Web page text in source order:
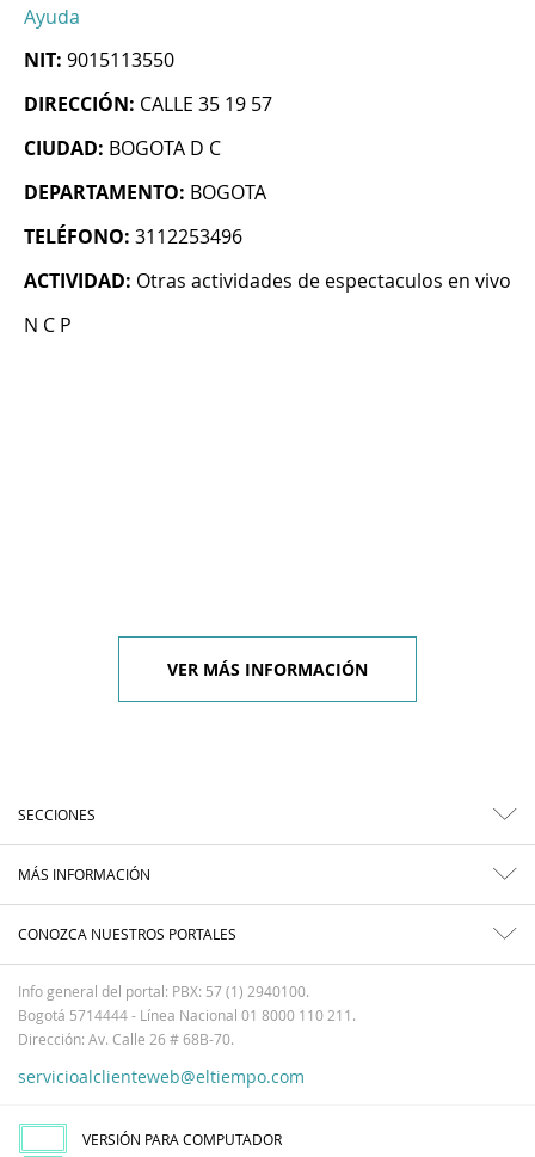
Ayuda
NIT: 9015113550
DIRECCIÓN: CALLE 35 19 57
CIUDAD: BOGOTA D C
DEPARTAMENTO: BOGOTA
TELÉFONO: 3112253496
ACTIVIDAD: Otras actividades de espectaculos en vivo
N C P
VER MÁS INFORMACIÓN
SECCIONES
MÁS INFORMACIÓN
CONOZCA NUESTROS PORTALES
Info general del portal: PBX: 57 (1) 2940100.
Bogotá 5714444 - Línea Nacional 01 8000 110 211.
Dirección: Av. Calle 26 # 68B-70.
servicioalclienteweb@eltiempo.com
VERSIÓN PARA COMPUTADOR